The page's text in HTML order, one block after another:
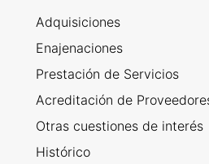
Adquisiciones
Enajenaciones
Prestación de Servicios
Acreditación de
Otras cuestiones de interés
Histórico